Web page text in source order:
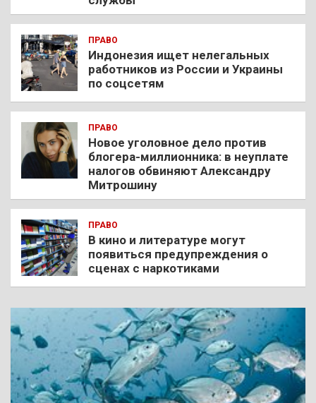
ПРАВО
Индонезия ищет нелегальных
работников из России и Украины
по соцсетям
ПРАВО
Новое уголовное дело против
блогера-миллионника: в неуплате
налогов обвиняют Александру
Митрошину
ПРАВО
В кино и литературе могут
появиться предупреждения о
сценах с наркотиками